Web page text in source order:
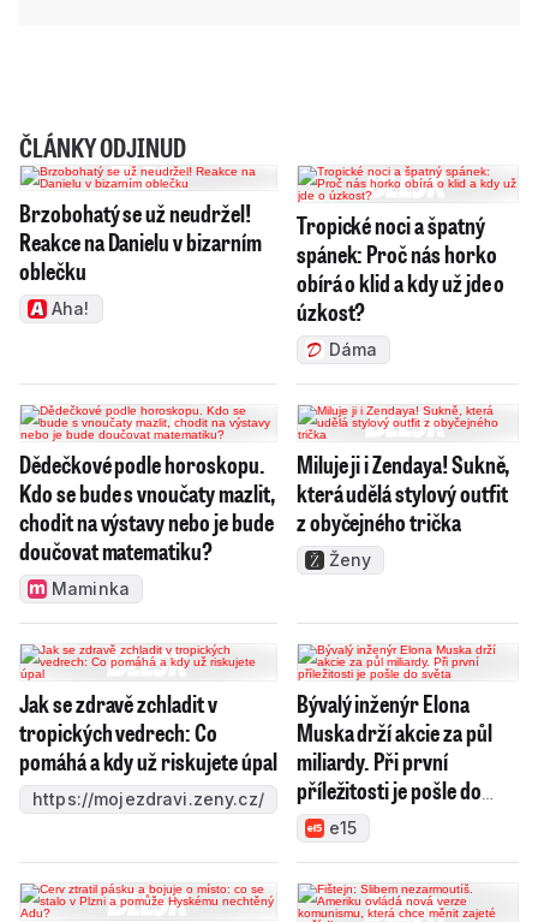
ČLÁNKY ODJINUD
Brzobohatý se už neudržel!
Reakce na Danielu v bizarním
oblečku
Aha!
Tropické noci a špatný
spánek: Proč nás horko
obírá o klid a kdy už jde o
úzkost?
Dáma
Dědečkové podle horoskopu.
Kdo se bude s vnoučaty mazlit,
chodit na výstavy nebo je bude
doučovat matematiku?
Maminka
Miluje ji i Zendaya! Sukně,
která udělá stylový outfit
z obyčejného trička
Ženy
Jak se zdravě zchladit v
tropických vedrech: Co
pomáhá a kdy už riskujete úpal
https://mojezdravi.zeny.cz/
Bývalý inženýr Elona
Muska drží akcie za půl
miliardy. Při první
příležitosti je pošle do
světae15